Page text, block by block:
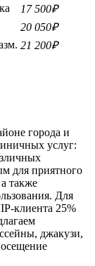
17 500₽
20 050₽
21 200₽
города и
услуг:
для приятного
также
Для
клиента 25%
джакузи,